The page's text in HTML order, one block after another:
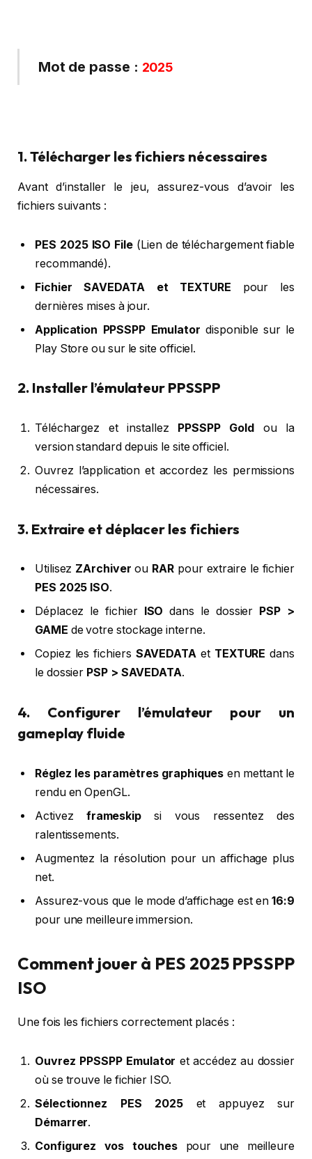
Mot de passe : 2025
1. Télécharger les fichiers nécessaires
Avant d’installer le jeu, assurez-vous d’avoir les
fichiers suivants :
PES 2025 ISO File (Lien de téléchargement fiable
recommandé).
Fichier SAVEDATA et TEXTURE pour les
dernières mises à jour.
Application PPSSPP Emulator disponible sur le
Play Store ou sur le site officiel.
2. Installer l’émulateur PPSSPP
Téléchargez et installez PPSSPP Gold ou la
version standard depuis le site officiel.
Ouvrez l’application et accordez les permissions
nécessaires.
3. Extraire et déplacer les fichiers
Utilisez ZArchiver ou RAR pour extraire le fichier
PES 2025 ISO.
Déplacez le fichier
ISO dans le dossier
PSP >
GAME de votre stockage interne.
Copiez les fichiers SAVEDATA et TEXTURE dans
le dossier PSP > SAVEDATA.
4. Configurer l’émulateur pour un
gameplay fluide
Réglez les paramètres graphiques en mettant le
rendu en OpenGL.
Activez frameskip si vous ressentez des
ralentissements.
Augmentez la résolution pour un affichage plus
net.
Assurez-vous que le mode d’affichage est en16:9
pour une meilleure immersion.
Comment jouer à PES 2025 PPSSPP
ISO
Une fois les fichiers correctement placés :
Ouvrez PPSSPP Emulator et accédez au dossier
où se trouve le fichier ISO.
Sélectionnez PES 2025et appuyez sur
Démarrer.
Configurez vos touches pour une meilleure